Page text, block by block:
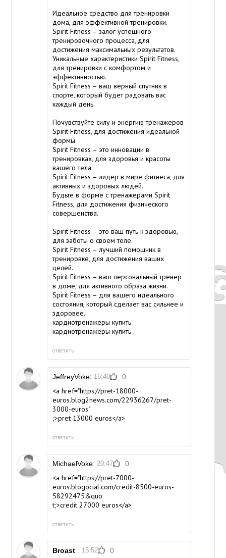
Идеальное средство для тренировки
дома, для эффективной тренировки.
Spirit Fitness – залог успешного
тренировочного процесса, для
достижения максимальных результатов.
Уникальные характеристики Spirit Fitness,
для тренировки с комфортом и
эффективностью.
Spirit Fitness – ваш верный спутник в
спорте, который будет радовать вас
каждый день.
Почувствуйте силу и энергию тренажеров
Spirit Fitness, для достижения идеальной
формы.
Spirit Fitness – это инновации в
тренировках, для здоровья и красоты
вашего тела.
Spirit Fitness – лидер в мире фитнеса, для
активных и здоровых людей.
Будьте в форме с тренажерами Spirit
Fitness, для достижения физического
совершенства.
Spirit Fitness – это ваш путь к здоровью,
для заботы о своем теле.
Spirit Fitness – лучший помощник в
тренировке, для достижения ваших
целей.
Spirit Fitness – ваш персональный тренер
в доме, для активного образа жизни.
Spirit Fitness – для вашего идеального
состояния, который сделает вас сильнее и
здоровее.
кардиотренажеры купить
кардиотренажеры купить .
ответить
JeffreyVoke: 16:40 0
<a href="https://pret-18000-
euros.blog2news.com/22936267/pret-
3000-euros"
;>pret 13000 euros</a>
ответить
MichaelVoke: 20:47 0
<a href="https://pret-7000-
euros.blogocial.com/credit-8500-euros-
58292475&quo
t;>credit 27000 euros</a>
ответить
Broast : 15:52 0